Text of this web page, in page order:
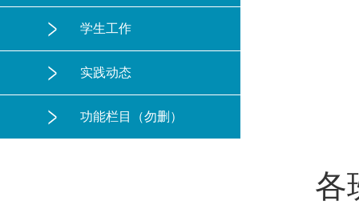
学生工作
实践动态
功能栏目（勿删）
各